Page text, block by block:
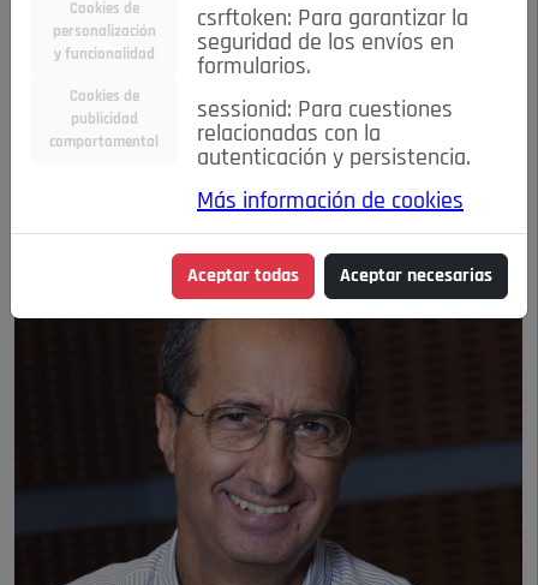
Adiós a Fernando
Argenta
Cookies de
personalización
y funcionalidad
Cookies de
publicidad
comportamental
csrftoken: Para garantizar la
seguridad de los envíos en
formularios.
sessionid: Para cuestiones
relacionadas con la
autenticación y persistencia.
Más información de cookies
Aceptar todas Aceptar necesarias